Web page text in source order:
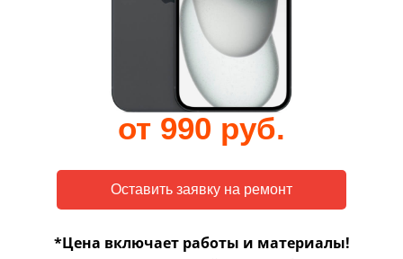
от 990 руб.
*Цена включает работы и материалы!